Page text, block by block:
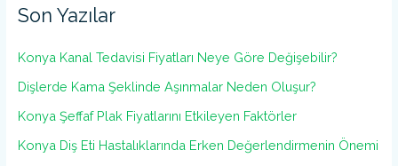
Son Yazılar
Konya Kanal Tedavisi Fiyatları Neye Göre Değişebilir?
Dişlerde Kama Şeklinde Aşınmalar Neden Oluşur?
Konya Şeffaf Plak Fiyatlarını Etkileyen Faktörler
Konya Diş Eti Hastalıklarında Erken Değerlendirmenin Önemi